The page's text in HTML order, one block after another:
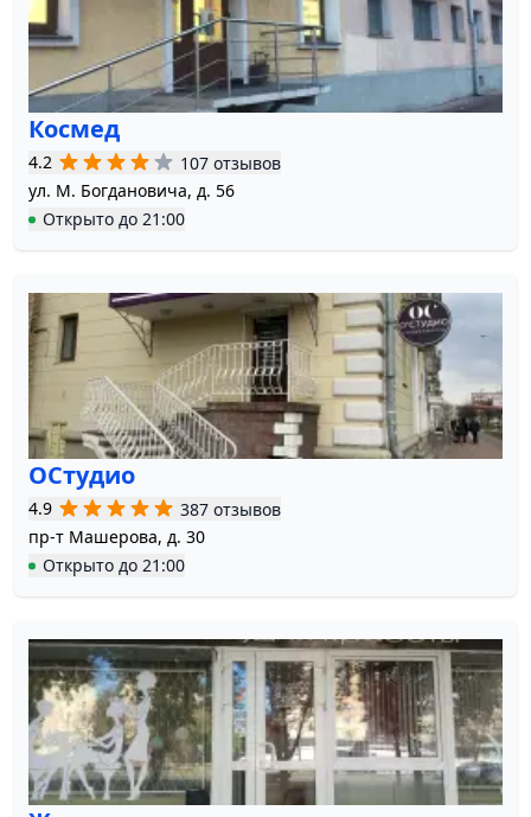
Космед
4.2
107 отзывов
ул. М. Богдановича, д. 56
Открыто до 21:00
ОСтудио
4.9
387 отзывов
пр-т Машерова, д. 30
Открыто до 21:00